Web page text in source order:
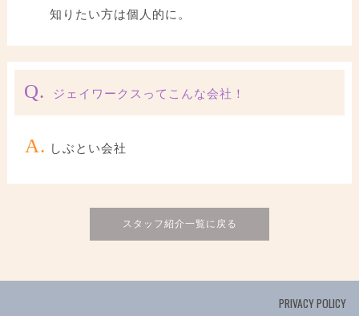
知りたい方は個人的に。
Q. ジェイワークスってこんな会社！
A. しぶとい会社
スタッフ紹介一覧に戻る
PRIVACY POLICY